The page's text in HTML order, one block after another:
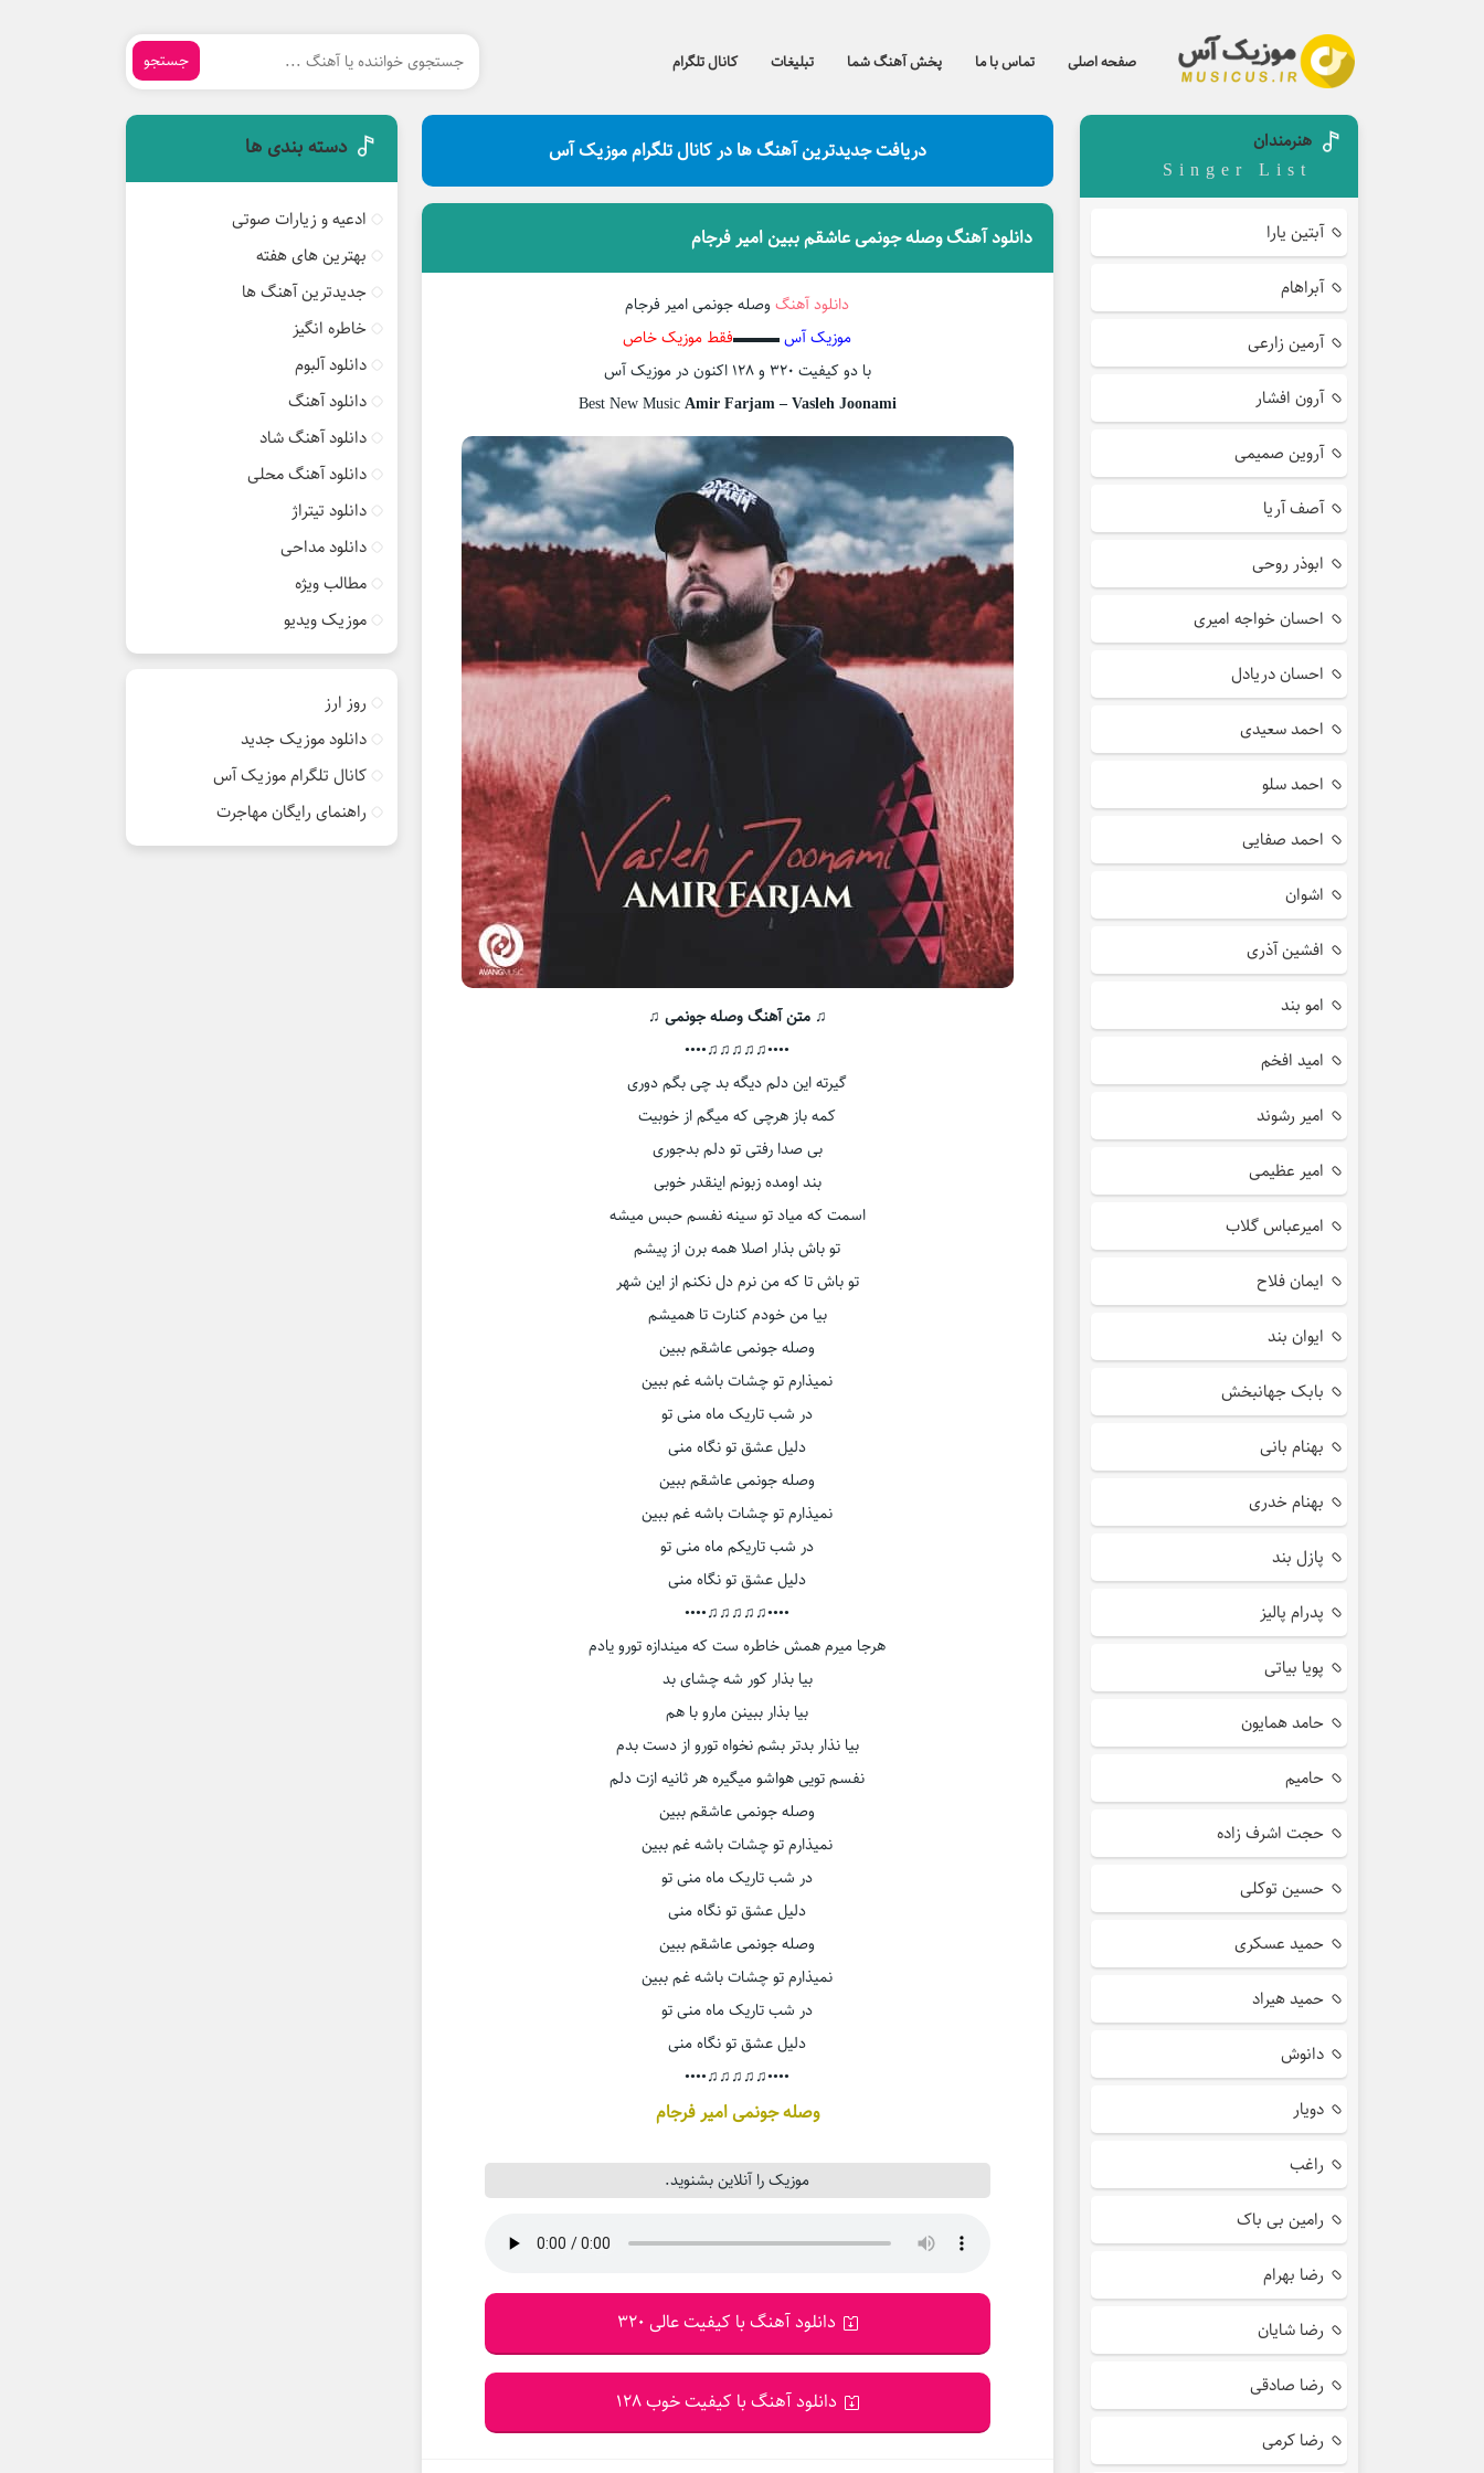
صفحه اصلی تماس با ما پخش آهنگ شما تبلیغات کانال تلگرام جستجو
دریافت جدیدترین آهنگ ها در کانال تلگرام موزیک آس
دانلود آهنگ وصله جونمی عاشقم ببین امیر فرجام
دانلود آهنگوصله جونمی امیر فرجام
موزیک آس▬▬▬فقط موزیک خاص
با دو کیفیت ۳۲۰ و ۱۲۸ اکنون در موزیک آس
Best New MusicAmir Farjam – Vasleh Joonami
♫ متن آهنگ وصله جونمی ♫
••••♫♫♫♫♫••••
گیرته این دلم دیگه بد چی بگم دوری
کمه باز هرچی که میگم از خوبیت
بی صدا رفتی تو دلم بدجوری
بند اومده زبونم اینقدر خوبی
اسمت که میاد تو سینه نفسم حبس میشه
تو باش بذار اصلا همه برن از پیشم
تو باش تا که من نرم دل نکنم از این شهر
بیا من خودم کنارت تا همیشم
وصله جونمی عاشقم ببین
نمیذارم تو چشات باشه غم ببین
در شب تاریک ماه منی تو
دلیل عشق تو نگاه منی
وصله جونمی عاشقم ببین
نمیذارم تو چشات باشه غم ببین
در شب تاریکم ماه منی تو
دلیل عشق تو نگاه منی
••••♫♫♫♫♫••••
هرجا میرم همش خاطره ست که میندازه تورو یادم
بیا بذار کور شه چشای بد
بیا بذار ببینن مارو با هم
بیا نذار بدتر بشم نخواه تورو از دست بدم
نفسم تویی هواشو میگیره هر ثانیه ازت دلم
وصله جونمی عاشقم ببین
نمیذارم تو چشات باشه غم ببین
در شب تاریک ماه منی تو
دلیل عشق تو نگاه منی
وصله جونمی عاشقم ببین
نمیذارم تو چشات باشه غم ببین
در شب تاریک ماه منی تو
دلیل عشق تو نگاه منی
••••♫♫♫♫♫••••
وصله جونمی امیر فرجام
موزیک را آنلاین بشنوید.
دانلود آهنگ با کیفیت عالی 320
دانلود آهنگ با کیفیت خوب 128
هنرمندان
Singer List
آبتین یارا
آبراهام
آرمین زارعی
آرون افشار
آروین صمیمی
آصف آریا
ابوذر روحی
احسان خواجه امیری
احسان دریادل
احمد سعیدی
احمد سلو
احمد صفایی
اشوان
افشین آذری
امو بند
امید افخم
امیر رشوند
امیر عظیمی
امیرعباس گلاب
ایمان فلاح
ایوان بند
بابک جهانبخش
بهنام بانی
بهنام خدری
پازل بند
پدرام پالیز
پویا بیاتی
حامد همایون
حامیم
حجت اشرف زاده
حسین توکلی
حمید عسکری
حمید هیراد
دانوش
دویار
راغب
رامین بی باک
رضا بهرام
رضا شایان
رضا صادقی
رضا کرمی
دسته بندی ها
ادعیه و زیارات صوتی
بهترین های هفته
جدیدترین آهنگ ها
خاطره انگیز
دانلود آلبوم
دانلود آهنگ
دانلود آهنگ شاد
دانلود آهنگ محلی
دانلود تیتراژ
دانلود مداحی
مطالب ویژه
موزیک ویدیو
روز ارز
دانلود موزیک جدید
کانال تلگرام موزیک آس
راهنمای رایگان مهاجرت